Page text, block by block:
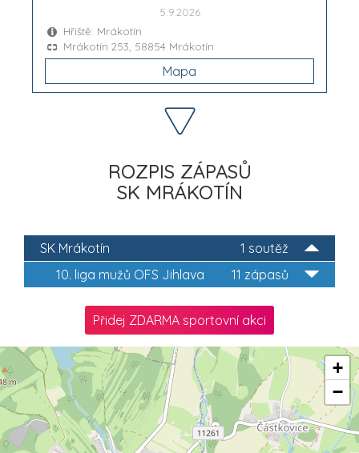
5.9.2026
Hřiště: Mrákotín
Mrákotín 253, 58854 Mrákotín
Mapa
ROZPIS ZÁPASŮ
SK MRÁKOTÍN
1 soutěž
SK Mrákotín
11 zápasů
10. liga mužů OFS Jihlava
Přidej ZDARMA sportovní akci
+
−